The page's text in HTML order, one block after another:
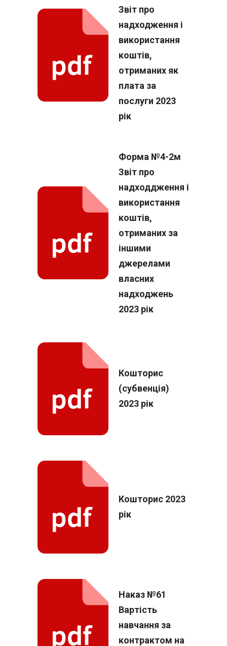
Звіт про
надходження і
використання
коштів,
отриманих як
плата за
послуги 2023
рік
Форма №4-2м
Звіт про
надходдження і
використання
коштів,
отриманих за
іншими
джерелами
власних
надходжень
2023 рік
Кошторис
(субвенція)
2023 рік
Кошторис 2023
рік
Наказ №61
Вартість
навчання за
контрактом на